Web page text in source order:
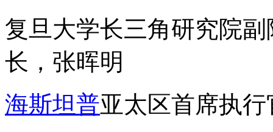
复旦大学长三角研究院
长，张晖明
海斯坦普亚太区首席执行